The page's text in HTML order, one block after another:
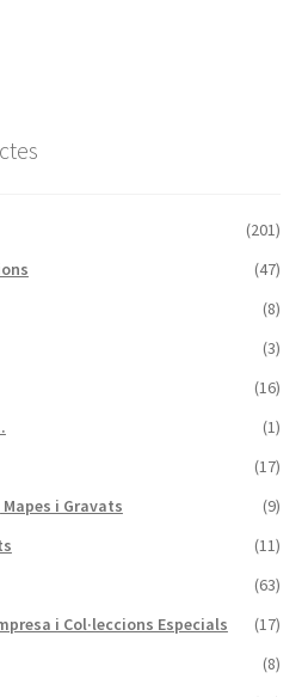
(201)
(47)
(8)
(3)
(16)
(1)
(17)
i Gravats
(9)
(11)
(63)
i Col·leccions Especials
(17)
(8)